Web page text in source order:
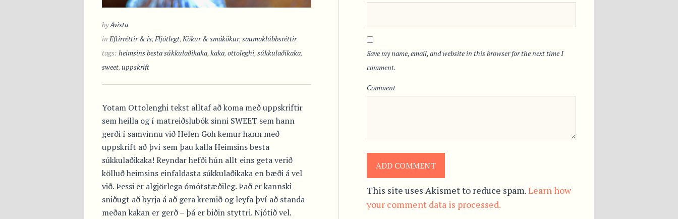
byAvista
in Eftirréttir & ís,Fljótlegt,Kökur & smákökur,saumaklúbbsréttir
tags: heimsins besta súkkulaðikaka,kaka,ottoleghi,súkkulaðikaka,
sweet,uppskrift
Yotam Ottolenghi tekst alltaf að koma með uppskriftir
sem heilla og í matreiðslubók sinni SWEET sem hann
gerði í samvinnu við Helen Goh kemur hann með
uppskrift að því sem þau kalla Heimsins besta
súkkulaðikaka! Reyndar hefði hún allt eins geta verið
kölluð heimsins einfaldasta súkkulaðikaka en bæði á vel
við. Þessi er algjörlega ómótstæðileg. Það er kannski
sniðugt að byrja á að gera kremið og leyfa því að standa
meðan kakan er gerð – þá er biðin styttri. Njótið vel.
Save my name, email, and website in this browser for the next time I
comment.
Comment
This site uses Akismet to reduce spam.Learn how
your comment data is processed.